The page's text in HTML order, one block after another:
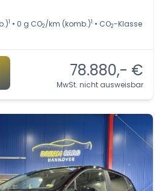
1 • 0 g CO2/km (komb.)1 • CO2-Klasse
78.880,- €
MwSt. nicht ausweisbar